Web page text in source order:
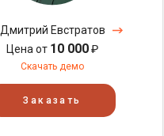
Дмитрий Евстратов
Цена от 10 000₽
Скачать демо
Заказать